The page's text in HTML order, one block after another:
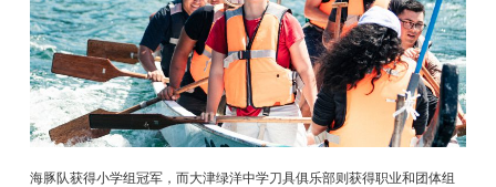
海豚队获得小学组冠军，而大津绿洋中学刀具俱乐部则获得职业和团体组